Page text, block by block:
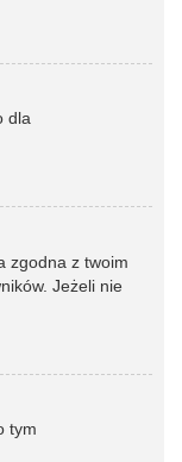
dla
zgodna z twoim
Jeżeli nie
tym